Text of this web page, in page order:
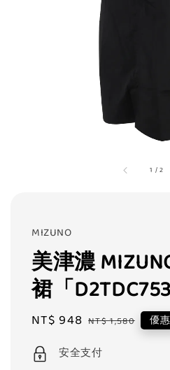
1 /2
MIZUNO
美津濃
裙「
Sale
NT$ 948 Regular
NT$ 1,580 優惠
安全支付